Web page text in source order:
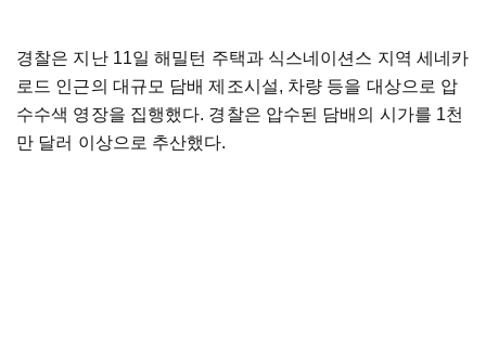
경찰은 지난 11일 해밀턴 주택과 식스네이션스 지역 세네카
로드 인근의 대규모 담배 제조시설, 차량 등을 대상으로 압
수수색 영장을 집행했다. 경찰은 압수된 담배의 시가를 1천
만 달러 이상으로 추산했다.